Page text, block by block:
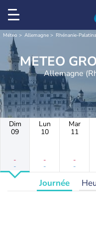
Météo Allemagne Rhénanie-
Allemagne
Dim
09
-
-
Lun
10
-
-
Mar
11
-
-
Journée